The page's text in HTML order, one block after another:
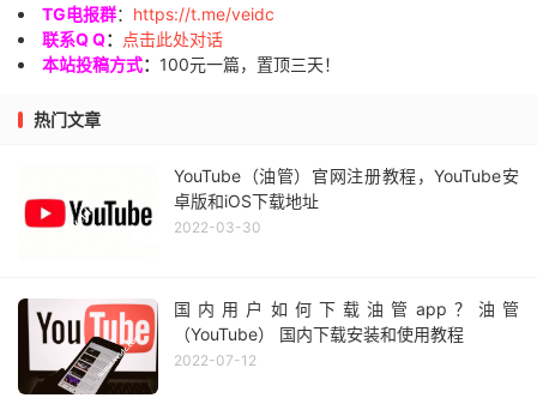
TG电报群： https://t.me/veidc
联系Q Q：
点击此处对话
本站投稿方式： 100元一篇，置顶三天！
热门文章
YouTube（油管）官网注册教程，YouTube安
卓版和iOS下载地址
2022-03-30
国内用户如何下载油管app？油管
（YouTube） 国内下载安装和使用教程
2022-07-12